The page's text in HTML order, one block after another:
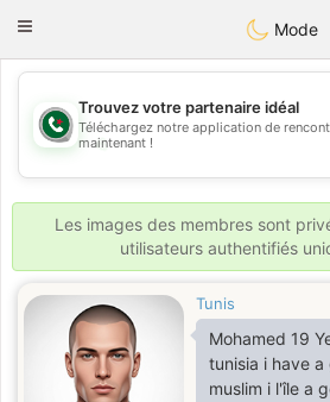
Weshrak
Toggle
Mode
💖
💕
Trouvez votre partenaire idéal
Téléchargez notre application de
maintenant !
Les images des membres sont
utilisateurs authentifiés
Tunis
Mohamed 19
tunisia i have
muslim i l'île a